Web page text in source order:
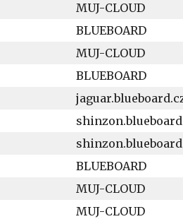
MUJ-CLOUD
BLUEBOARD
MUJ-CLOUD
BLUEBOARD
BLUEBOARD
MUJ-CLOUD
MUJ-CLOUD